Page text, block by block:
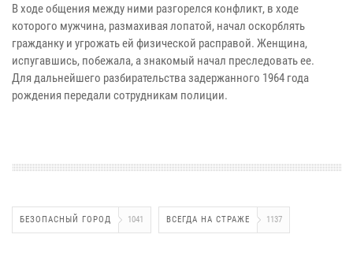
В ходе общения между ними разгорелся конфликт, в ходе
которого мужчина, размахивая лопатой, начал оскорблять
гражданку и угрожать ей физической расправой. Женщина,
испугавшись, побежала, а знакомый начал преследовать ее.
Для дальнейшего разбирательства задержанного 1964 года
рождения передали сотрудникам полиции.
БЕЗОПАСНЫЙ ГОРОД 1041 ВСЕГДА НА СТРАЖЕ 1137